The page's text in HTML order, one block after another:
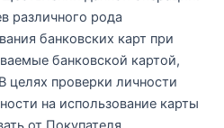
различного рода
банковских карт при
банковской картой,
проверки личности
на использование карты